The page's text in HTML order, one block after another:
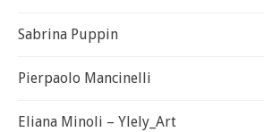
Sabrina Puppin
Pierpaolo Mancinelli
Eliana Minoli – Ylely_Art